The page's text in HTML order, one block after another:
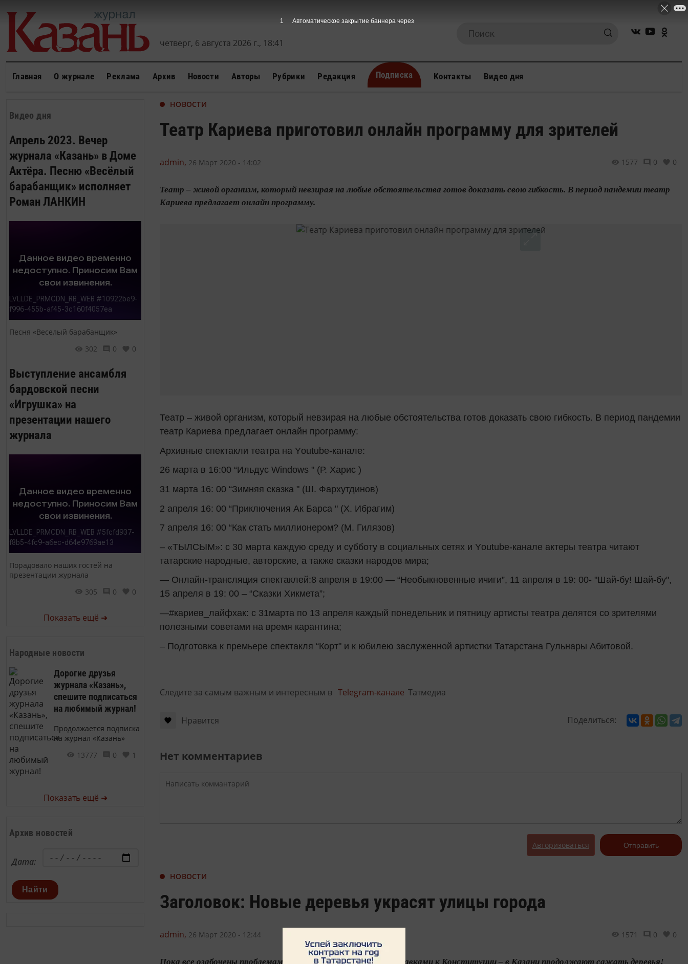
четверг, 6 августа 2026 г., 18:41
Главная О журнале Реклама Архив Новости Авторы Рубрики Редакция Подписка Контакты Видео дня
Видео дня
Апрель 2023. Вечер
журнала «Казань» в Доме
Актёра. Песню «Весёлый
барабанщик» исполняет
Роман ЛАНКИН
Песня «Веселый барабанщик»
302
0 0
Выступление ансамбля
бардовской песни
«Игрушка» на
презентации нашего
журнала
Порадовало наших гостей на
презентации журнала
305
0 0
Показать ещё ➜
Народные новости
Дорогие друзья
журнала «Казань»,
спешите подписаться
на любимый журнал!
Продолжается подписка
на журнал «Казань»
13777
0 1
Показать ещё ➜
Архив новостей
Дата:
Найти
НОВОСТИ
Театр Кариева приготовил онлайн программу для зрителей
admin, 26 Март 2020 - 14:02 1577 0 0
Театр – живой организм, который невзирая на любые обстоятельства готов доказать свою гибкость. В период пандемии театр
Кариева предлагает онлайн программу.
Театр – живой организм, который невзирая на любые обстоятельства готов доказать свою гибкость. В период пандемии
театр Кариева предлагает онлайн программу:
Архивные спектакли театра на Youtube-канале:
26 марта в 16:00 “Ильдус Windows " (Р. Харис )
31 марта 16: 00 “Зимняя сказка " (Ш. Фархутдинов)
2 апреля 16: 00 “Приключения Ак Барса " (Х. Ибрагим)
7 апреля 16: 00 “Как стать миллионером? (М. Гилязов)
– «ТЫЛСЫМ»: с 30 марта каждую среду и субботу в социальных сетях и Youtube-канале актеры театра читают
татарские народные, авторские, а также сказки народов мира;
— Онлайн-трансляция спектаклей:8 апреля в 19:00 — “Необыкновенные ичиги”, 11 апреля в 19: 00- "Шай-бу! Шай-бу",
15 апреля в 19: 00 – “Сказки Хикмета”;
—#кариев_лайфхак: с 31марта по 13 апреля каждый понедельник и пятницу артисты театра делятся со зрителями
полезными советами на время карантина;
– Подготовка к премьере спектакля “Корт" и к юбилею заслуженной артистки Татарстана Гульнары Абитовой.
Следите за самым важным и интересным в Telegram-канале Татмедиа
Нравится Поделиться:
Нет комментариев
Авторизоваться Отправить
НОВОСТИ
Заголовок: Новые деревья украсят улицы города
admin, 26 Март 2020 - 12:44 1571 0 0
Пока все озабочены проблемами с вирусами, экономикой, поправками к Конституции – в Казани продолжают сажать деревья!